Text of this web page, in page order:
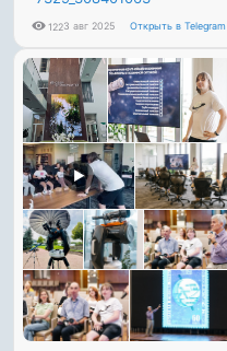
1223 авг 2025 Открыть в Telegram
▶